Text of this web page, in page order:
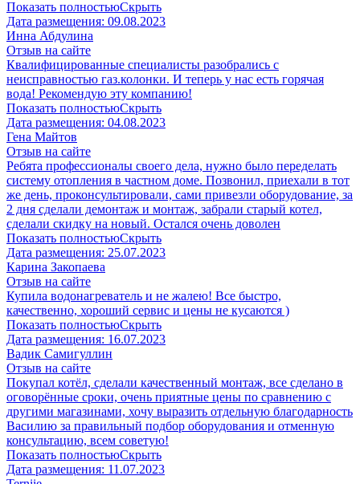
Показать полностьюСкрыть
Дата размещения: 09.08.2023
Инна Абдулина
Отзыв на сайте
Квалифицированные специалисты разобрались с
неисправностью газ.колонки. И теперь у нас есть горячая
вода! Рекомендую эту компанию!
Показать полностьюСкрыть
Дата размещения: 04.08.2023
​Гена Майтов
Отзыв на сайте
Ребята профессионалы своего дела, нужно было переделать
систему отопления в частном доме. Позвонил, приехали в тот
же день, проконсультировали, сами привезли оборудование, за
2 дня сделали демонтаж и монтаж, забрали старый котел,
сделали скидку на новый. Остался очень доволен
Показать полностьюСкрыть
Дата размещения: 25.07.2023
Карина Закопаева
Отзыв на сайте
Купила водонагреватель и не жалею! Все быстро,
качественно, хороший сервис и цены не кусаются )
Показать полностьюСкрыть
Дата размещения: 16.07.2023
Вадик Самигуллин
Отзыв на сайте
Покупал котёл, сделали качественный монтаж, все сделано в
оговорённые сроки, очень приятные цены по сравнению с
другими магазинами, хочу выразить отдельную благодарность
Василию за правильный подбор оборудования и отменную
консультацию, всем советую!
Показать полностьюСкрыть
Дата размещения: 11.07.2023